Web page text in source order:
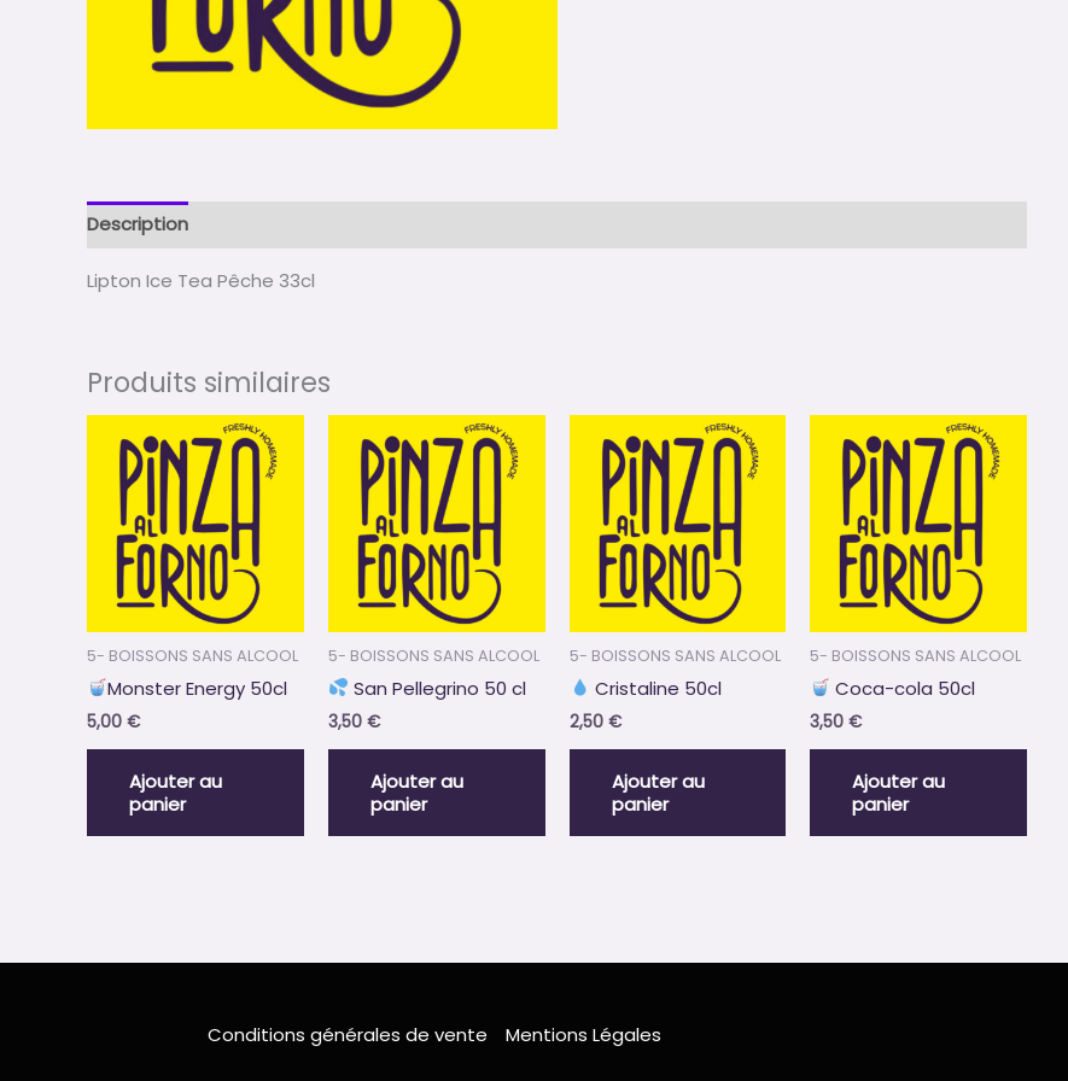
Description
Lipton Ice Tea Pêche 33cl
Produits similaires
5- BOISSONS SANS ALCOOL
Monster Energy 50cl
5,00 €
Ajouter au
panier
5- BOISSONS SANS ALCOOL
San Pellegrino 50 cl
3,50 €
Ajouter au
panier
5- BOISSONS SANS ALCOOL
Cristaline 50cl
2,50 €
Ajouter au
panier
5- BOISSONS SANS ALCOOL
Coca-cola 50cl
3,50€
Ajouter au
panier
Conditions générales de vente Mentions Légales